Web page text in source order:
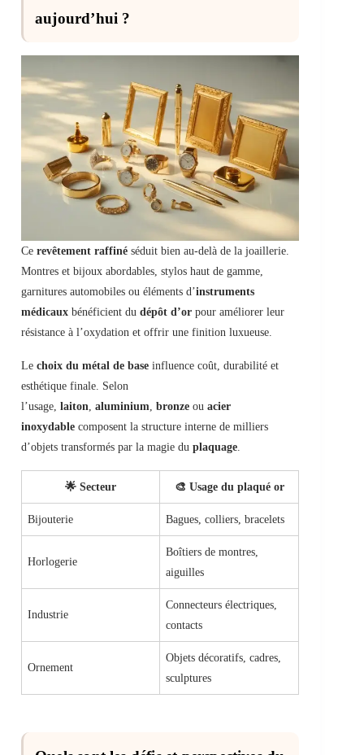
aujourd’hui ?
Ce revêtement raffiné séduit bien au-delà de la joaillerie.
Montres et bijoux abordables, stylos haut de gamme,
garnitures automobiles ou éléments d’instruments
médicaux bénéficient du dépôt d’or pour améliorer leur
résistance à l’oxydation et offrir une finition luxueuse.
Le choix du métal de base influence coût, durabilité et
esthétique finale. Selon
l’usage, laiton, aluminium, bronze ou acier
inoxydable composent la structure interne de milliers
d’objets transformés par la magie du plaquage.
🌟 Secteur 🎨 Usage du plaqué or
Bijouterie Bagues, colliers, bracelets
Horlogerie
Boîtiers de montres,
aiguilles
Industrie
Connecteurs électriques,
contacts
Ornement
Objets décoratifs, cadres,
sculptures